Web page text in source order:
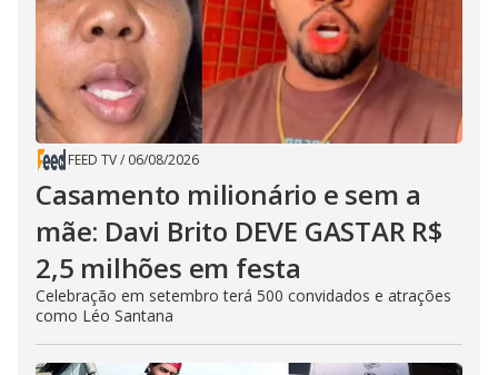
FEED TV/ 06/08/2026
Casamento milionário e sem a
mãe: Davi Brito DEVE GASTAR R$
2,5 milhões em festa
Celebração em setembro terá 500 convidados e atrações
como Léo Santana